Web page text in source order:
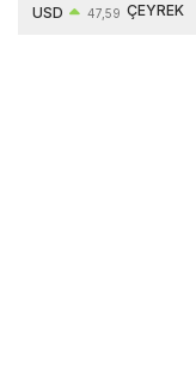
USD 47,59 ÇEYREK